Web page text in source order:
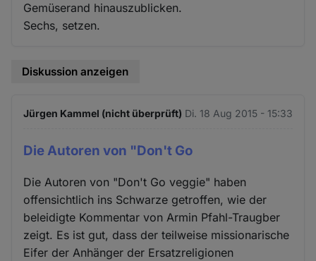
Gemüserand hinauszublicken.
Sechs, setzen.
Diskussion anzeigen
Jürgen Kammel (nicht überprüft) Di. 18 Aug 2015 - 15:33
Die Autoren von "Don't Go
Die Autoren von "Don't Go veggie" haben
offensichtlich ins Schwarze getroffen, wie der
beleidigte Kommentar von Armin Pfahl-Traugber
zeigt. Es ist gut, dass der teilweise missionarische
Eifer der Anhänger der Ersatzreligionen